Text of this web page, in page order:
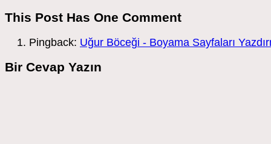
This Post Has One Comment
Pingback: Uğur Böceği - Boyama Sayfaları
Bir Cevap Yazın